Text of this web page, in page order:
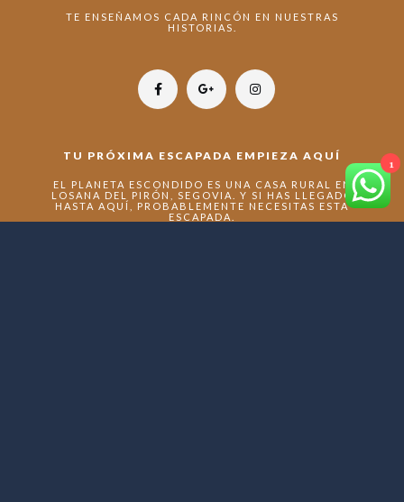
TE ENSEÑAMOS CADA RINCÓN EN NUESTRAS
HISTORIAS.
TU PRÓXIMA ESCAPADA EMPIEZA AQUÍ
EL PLANETA ESCONDIDO ES UNA CASA RURAL EN
LOSANA DEL PIRÓN, SEGOVIA. Y SI HAS LLEGADO
HASTA AQUÍ, PROBABLEMENTE NECESITAS ESTA
ESCAPADA.
1